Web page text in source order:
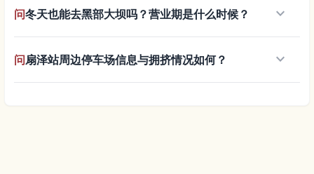
问冬天也能去黑部大坝吗？营业期是什么时候？ keyboard_arrow_down
问扇泽站周边停车场信息与拥挤情况如何？ keyboard_arrow_down